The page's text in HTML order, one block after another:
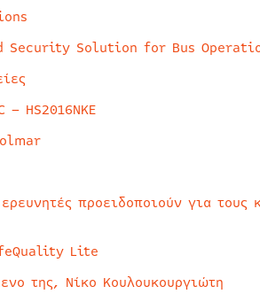
Security Solution for Bus
HS2016NKE
προειδοποιούν για τους
Lite
της, Νίκο Κουλουκουργιώτη